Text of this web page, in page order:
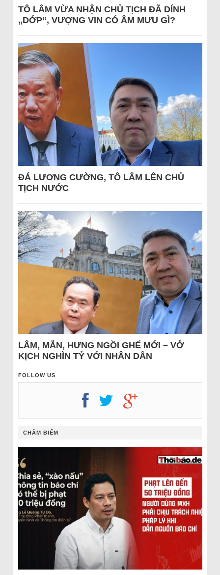
TÔ LÂM VỪA NHẬN CHỦ TỊCH ĐÃ DÍNH
„DỚP“, VƯỢNG VIN CÓ ÂM MƯU GÌ?
ĐÁ LƯƠNG CƯỜNG, TÔ LÂM LÊN CHỦ
TỊCH NƯỚC
LÂM, MẪN, HƯNG NGỒI GHẾ MỚI – VỞ
KỊCH NGHÌN TỶ VỚI NHÂN DÂN
FOLLOW US
CHÂM BIẾM